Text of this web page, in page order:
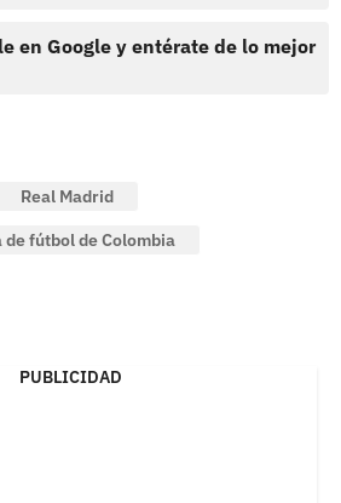
en Google y entérate de lo mejor
Real Madrid
fútbol de Colombia
PUBLICIDAD